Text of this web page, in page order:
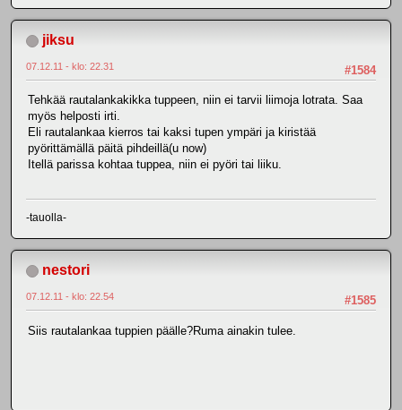
jiksu
#1584
07.12.11 - klo: 22.31
Tehkää rautalankakikka tuppeen, niin ei tarvii liimoja lotrata. Saa
myös helposti irti.
Eli rautalankaa kierros tai kaksi tupen ympäri ja kiristää
pyörittämällä päitä pihdeillä(u now)
Itellä parissa kohtaa tuppea, niin ei pyöri tai liiku.
-tauolla-
nestori
#1585
07.12.11 - klo: 22.54
Siis rautalankaa tuppien päälle?Ruma ainakin tulee.